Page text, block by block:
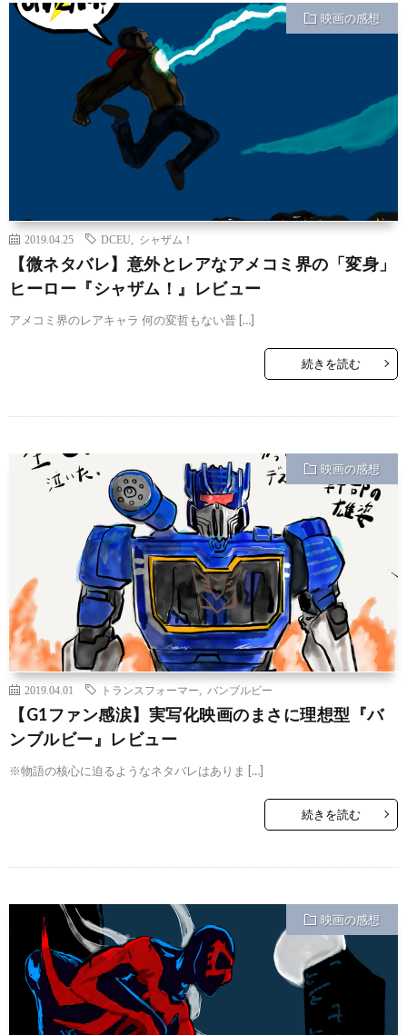
映画の感想
2019.04.25 DCEU シャザム！
【微ネタバレ】意外とレアなアメコミ界の「変身」
ヒーロー『シャザム！』レビュー
アメコミ界のレアキャラ 何の変哲もない普 […]
続きを読む
映画の感想
2019.04.01 トランスフォーマー バンブルビー
【G1ファン感涙】実写化映画のまさに理想型『バ
ンブルビー』レビュー
※物語の核心に迫るようなネタバレはありま […]
続きを読む
映画の感想